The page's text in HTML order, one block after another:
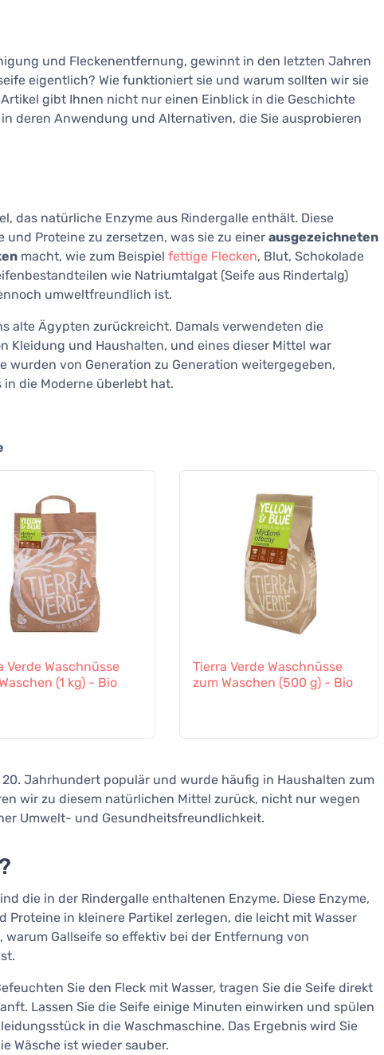
und Fleckenentfernung, gewinnt in den letzten Jahren
eigentlich? Wie funktioniert sie und warum sollten wir sie
gibt Ihnen nicht nur einen Einblick in die Geschichte
deren Anwendung und Alternativen, die Sie ausprobieren
das natürliche Enzyme aus Rindergalle enthält. Diese
Proteine zu zersetzen, was sie zu einer ausgezeichneten
macht, wie zum Beispiel fettige Flecken, Blut, Schokolade
wie Natriumtalgat (Seife aus Rindertalg)
umweltfreundlich ist.
alte Ägypten zurückreicht. Damals verwendeten die
Kleidung und Haushalten, und eines dieser Mittel war
wurden von Generation zu Generation weitergegeben,
die Moderne überlebt hat.
Verde Waschnüsse
(1 kg) - Bio
Tierra Verde Waschnüsse
zum Waschen (500 g) - Bio
20. Jahrhundert populär und wurde häufig in Haushalten zum
wir zu diesem natürlichen Mittel zurück, nicht nur wegen
Umwelt- und Gesundheitsfreundlichkeit.
die in der Rindergalle enthaltenen Enzyme. Diese Enzyme,
in kleinere Partikel zerlegen, die leicht mit Wasser
Gallseife so effektiv bei der Entfernung von
Sie den Fleck mit Wasser, tragen Sie die Seife direkt
Lassen Sie die Seife einige Minuten einwirken und spülen
in die Waschmaschine. Das Ergebnis wird Sie
Wäsche ist wieder sauber.